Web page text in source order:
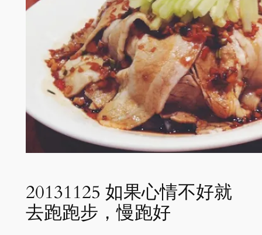
20131125 如果心情不好就
去跑跑步，慢跑好